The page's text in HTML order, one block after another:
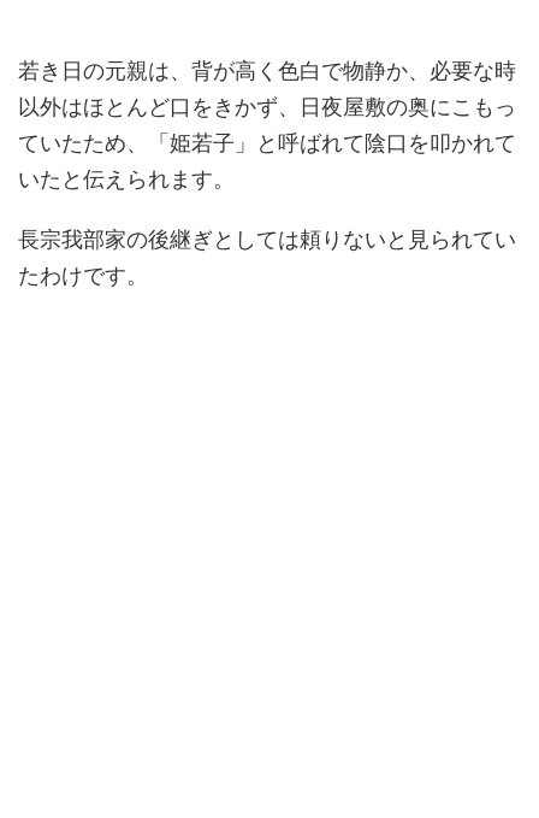
若き日の元親は、背が高く色白で物静か、必要な時
以外はほとんど口をきかず、日夜屋敷の奥にこもっ
ていたため、「姫若子」と呼ばれて陰口を叩かれて
いたと伝えられます。
長宗我部家の後継ぎとしては頼りないと見られてい
たわけです。